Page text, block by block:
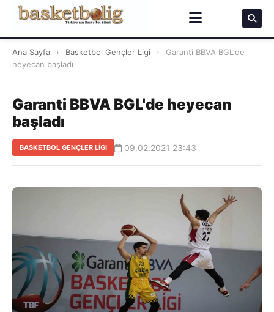
Ana Sayfa › Basketbol Gençler Ligi ›
Garanti BBVA BGL'de
heyecan başladı
Garanti BBVA BGL'de heyecan
başladı
BASKETBOL GENÇLER LIGI 09.02.2021 23:43